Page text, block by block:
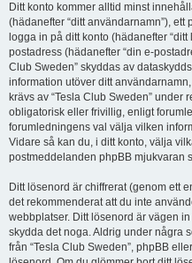
Ditt konto kommer alltid minst
(hädanefter “ditt användarnamn”),
logga in på ditt konto (hädanefter
postadress (hädanefter “din e-
Club Sweden” skyddas av
information utöver ditt
krävs av “Tesla Club Sweden”
obligatorisk eller frivillig, enligt
forumledningens val välja vilken
Vidare så kan du, i ditt konto, välja
postmeddelanden phpBB mjukvaran
Ditt lösenord är chiffrerat (genom ett
det rekommenderat att du inte
webbplatser. Ditt lösenord är vägen
skydda det noga. Aldrig under några
från “Tesla Club Sweden”, phpBB